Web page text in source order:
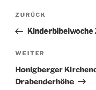
Vorheriger
Beitrag
ZURÜCK
Nächster
Beitrag
WEITER
Honigberger
Drabenderhöhe